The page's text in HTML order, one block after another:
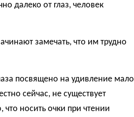
далеко от глаз, человек
замечать, что им трудно
посвящено на удивление мало
сейчас, не существует
что носить очки при чтении